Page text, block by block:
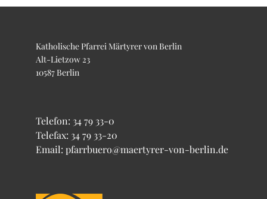
Katholische Pfarrei Märtyrer von Berlin
Alt-Lietzow 23
10587 Berlin
Telefon: 34 79 33-0
Telefax: 34 79 33-20
Email: pfarrbuero@maertyrer-von-berlin.de